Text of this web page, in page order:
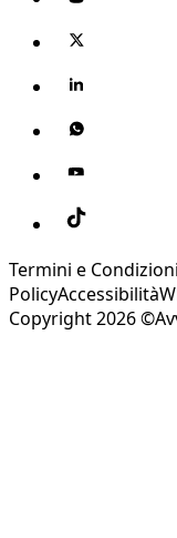
Termini e Condizioni
PolicyAccessibilità
Copyright 2026